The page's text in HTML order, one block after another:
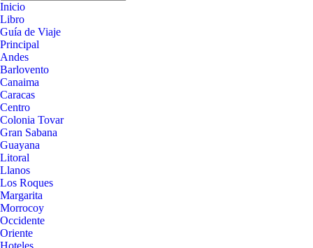
Inicio
Libro
Guía de Viaje
Principal
Andes
Barlovento
Canaima
Caracas
Centro
Colonia Tovar
Gran Sabana
Guayana
Litoral
Llanos
Los Roques
Margarita
Morrocoy
Occidente
Oriente
Hoteles